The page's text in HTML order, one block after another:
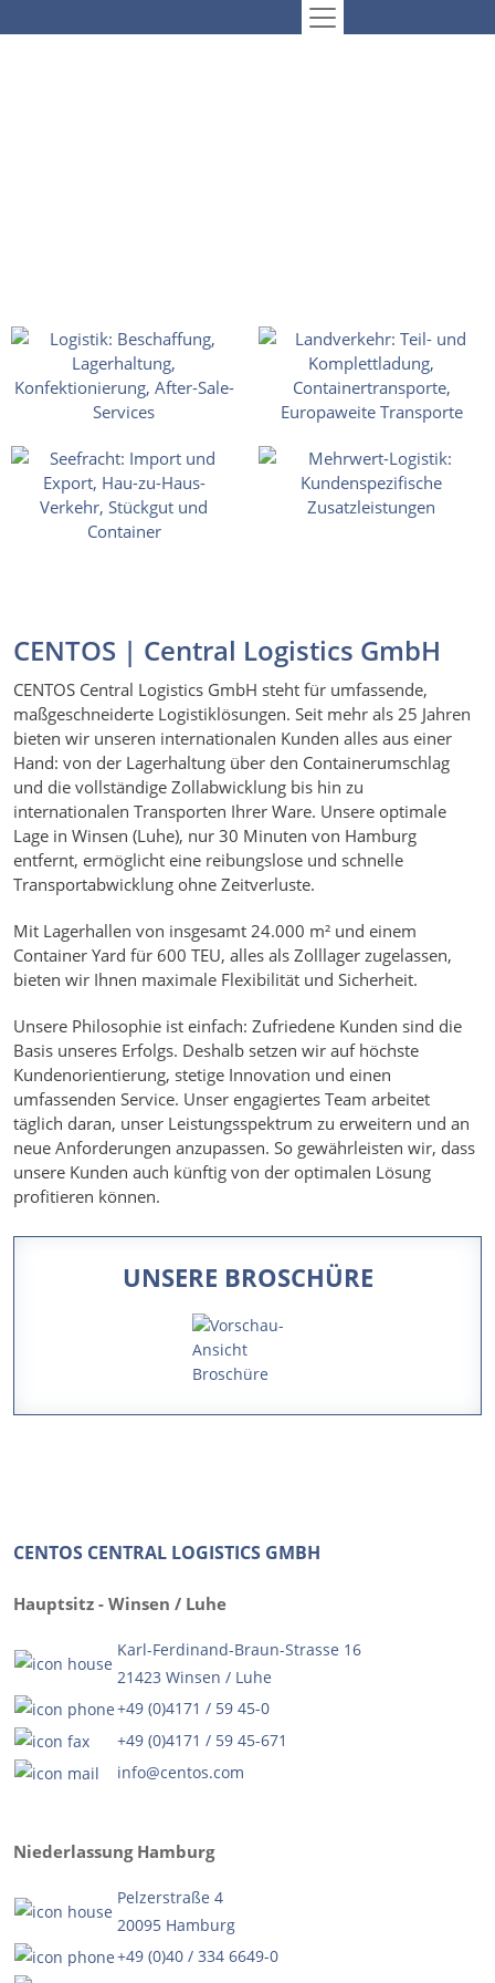
CENTOS | Central Logistics GmbH
CENTOS Central Logistics GmbH steht für umfassende,
maßgeschneiderte Logistiklösungen. Seit mehr als 25 Jahren
bieten wir unseren internationalen Kunden alles aus einer
Hand: von der Lagerhaltung über den Containerumschlag
und die vollständige Zollabwicklung bis hin zu
internationalen Transporten Ihrer Ware. Unsere optimale
Lage in Winsen (Luhe), nur 30 Minuten von Hamburg
entfernt, ermöglicht eine reibungslose und schnelle
Transportabwicklung ohne Zeitverluste.
Mit Lagerhallen von insgesamt 24.000 m² und einem
Container Yard für 600 TEU, alles als Zolllager zugelassen,
bieten wir Ihnen maximale Flexibilität und Sicherheit.
Unsere Philosophie ist einfach: Zufriedene Kunden sind die
Basis unseres Erfolgs. Deshalb setzen wir auf höchste
Kundenorientierung, stetige Innovation und einen
umfassenden Service. Unser engagiertes Team arbeitet
täglich daran, unser Leistungsspektrum zu erweitern und an
neue Anforderungen anzupassen. So gewährleisten wir, dass
unsere Kunden auch künftig von der optimalen Lösung
profitieren können.
UNSERE BROSCHÜRE
CENTOS CENTRAL LOGISTICS GMBH
Hauptsitz - Winsen / Luhe
Karl-Ferdinand-Braun-Strasse 16
21423 Winsen / Luhe
+49 (0)4171 / 59 45-0
+49 (0)4171 / 59 45-671
info@centos.com
Niederlassung Hamburg
Pelzerstraße 4
20095 Hamburg
+49 (0)40 / 334 6649-0